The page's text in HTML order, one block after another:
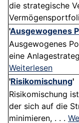
die strategische
'Ausgewogenes
Ausgewogenes
eine
Weiterlesen
'Risikomischung'
Risikomischung
der sich auf die
minimieren, . . .